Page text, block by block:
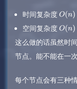
时间复杂度O(n)
空间复杂度O(n)
这么做的话虽然时
节点。能不能在一
每个节点会有三种